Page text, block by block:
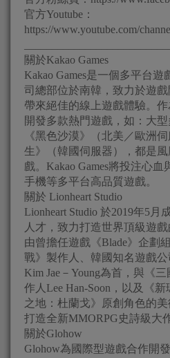
官方Youtube：
https://www.youtube.com/
關於Kakao Games
Kakao Games是一個多平台
司總部位於南韓，致力於遊
帶來絕佳的線上遊戲體驗。
開發多款熱門遊戲，如：大
《黑色沙漠》（北美／歐洲
生》（韓國伺服器），都是
戲。Kakao Games將投注心
手機等多平台高品質遊戲。
關於 Lionheart Studio
Lionheart Studio 於2019年5
人才，致力打造世界頂級遊
由曾擔任遊戲《Blade》企劃
戰》製作人、韓國知名遊戲公
Kim Jae－Young為首，與《
作人Lee Han-Soon，以及《
之地：杜蘭戈》原創角色的
打造全新MMORPG史詩級大
關於Glohow
Glohow為國際型遊戲合作開